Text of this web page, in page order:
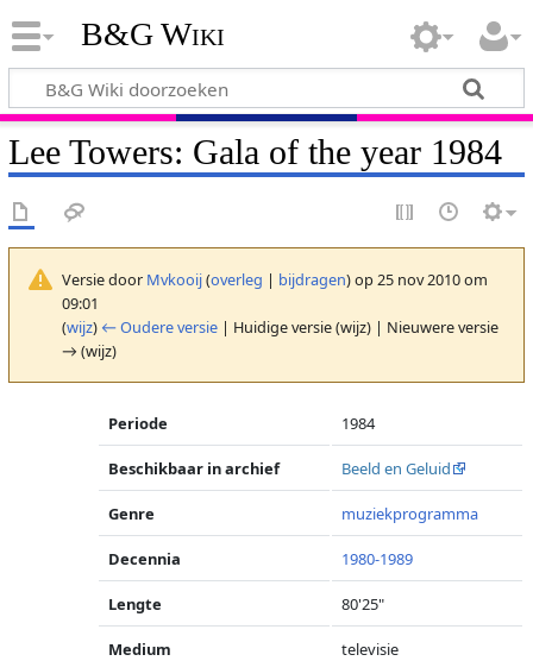
B&G Wiki
Lee Towers: Gala of the year 1984
Versie door Mvkooij(overleg | bijdragen)op 25 nov 2010 om
09:01
(wijz) ← Oudere versie| Huidige versie (wijz) | Nieuwere versie
→ (wijz)
Periode 1984
Beschikbaar in archief Beeld en Geluid
Genre muziekprogramma
Decennia 1980-1989
Lengte 80'25"
Medium televisie